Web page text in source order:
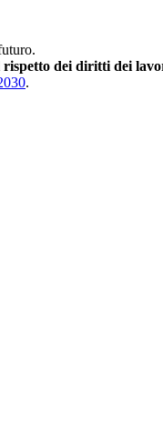
rispetto dei diritti dei
.